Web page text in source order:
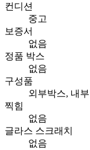
컨디션
중고
보증서
없음
정품 박스
없음
구성품
외부박스, 내
찍힘
없음
글라스 스크래치
없음